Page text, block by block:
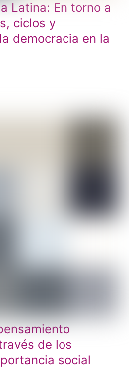
Latina: En torno a
ciclos y
democracia en la
de los
social